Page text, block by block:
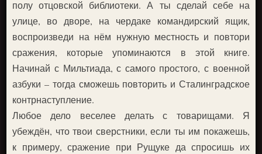
полу отцовской библиотеки. А ты сделай себе на
улице, во дворе, на чердаке командирский ящик,
воспроизведи на нём нужную местность и повтори
сражения, которые упоминаются в этой книге.
Начинай с Мильтиада, с самого простого, с военной
азбуки – тогда сможешь повторить и Сталинградское
контрнаступление.
Любое дело веселее делать с товарищами. Я
убеждён, что твои сверстники, если ты им покажешь,
к примеру, сражение при Рущуке да спросишь их